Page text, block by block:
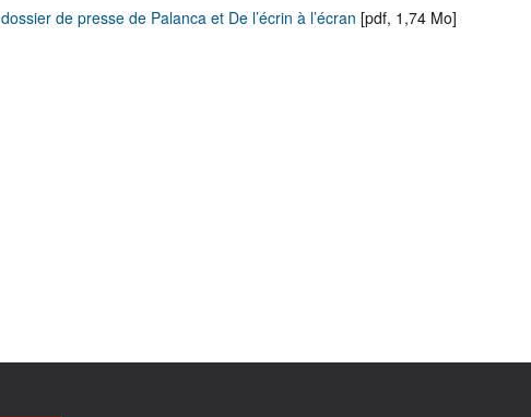
dossier de presse de Palanca et De l’écrin à l’écran [pdf, 1,74 Mo]